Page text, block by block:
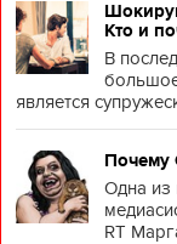
Кто и
В
является
Почему
Одна из
RT